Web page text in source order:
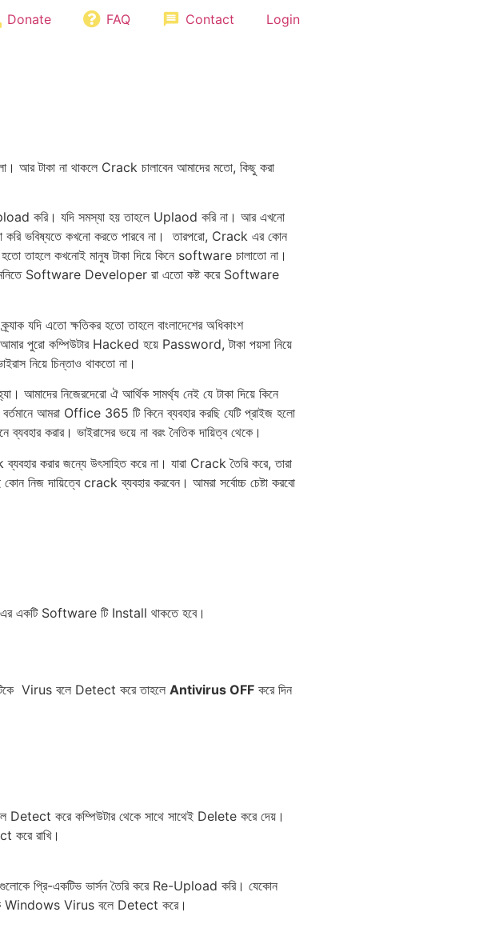
Donate FAQ message Contact Login
আর টাকা না থাকলে Crack চালাবেন আমাদের মতো, কিছু করা
Upload করি। যদি সমস্যা হয় তাহলে Uplaod করি না। আর এখনো
ভবিষ্যতে কখনো করতে পারবে না। তারপরো, Crack এর কোন
কখনোই মানুষ টাকা দিয়ে কিনে software চালাতো না।
এমনিতে Software Developer রা এতো কষ্ট করে Software
যদি এতো ক্ষতিকর হতো তাহলে বাংলাদেশের অধিকাংশ
পুরো কম্পিউটার Hacked হয়ে Password, টাকা পয়সা নিয়ে
নিয়ে চিন্তাও থাকতো না।
নিজেরদেরো ঐ আর্থিক সামর্থ্য নেই যে টাকা দিয়ে কিনে
আমরা Office 365 টি কিনে ব্যব‍হার করছি যেটি প্রাইজ হলো
করার। ভাইরাসের ভয়ে না বরং নৈতিক দায়িত্ব থেকে।
করার জন্যে উৎ‌সাহিত করে না। যারা Crack তৈরি করে, তারা
নিজ দায়িত্বে crack ব্যব‍হার করবেন। আমরা সর্বোচ্চ চেষ্টা করবো
একটি Software টি Install থাকতে হবে।
Virus বলে Detect করে তাহলে Antivirus OFF করে দিন
করে কম্পিউটার থেকে সাথে সাথেই Delete করে দেয়।
রাখি।
প্রি-একটিভ ভার্সন তৈরি করে Re-Upload করি। যেকোন
Windows Virus বলে Detect করে।